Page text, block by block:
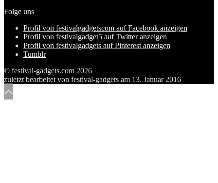
Folge uns
Profil von festivalgadgetscom auf Facebook anzeigen
Profil von festivalgadget5 auf Twitter anzeigen
Profil von festivalgadgets auf Pinterest anzeigen
Tumblr
© festival-gadgets.com 2026
zuletzt bearbeitet von festival-gadgets am 13. Januar 2016